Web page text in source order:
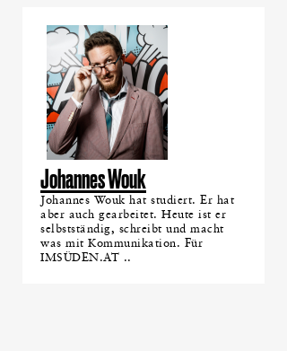
Johannes Wouk
Johannes Wouk hat studiert. Er hat
aber auch gearbeitet. Heute ist er
selbstständig, schreibt und macht
was mit Kommunikation. Für
IMSÜDEN.AT ..